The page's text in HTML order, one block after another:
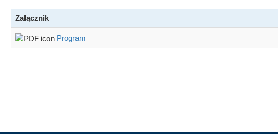
Załącznik
Program